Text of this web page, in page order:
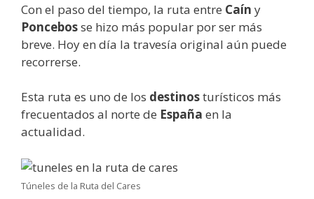
Con el paso del tiempo, la ruta entre Caín y
Poncebosse hizo más popular por ser más
breve. Hoy en día la travesía original aún puede
recorrerse.
Esta ruta es uno de los destinosturísticos más
frecuentados al norte de España en la
actualidad.
Túneles de la Ruta del Cares